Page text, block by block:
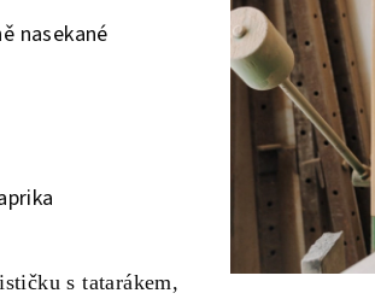
nasekané
s tatarákem,